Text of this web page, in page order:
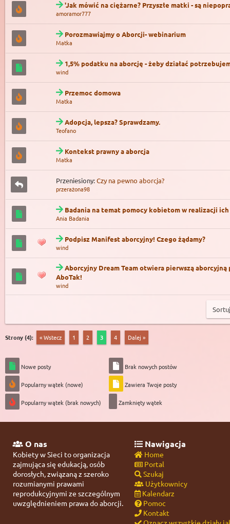
'Jak mówić na ciężarne? Przyszłe matki - są
amoramor777
Porozmawiajmy o Aborcji- webinarium
Matka
1,5% podatku na aborcję - żeby działać
wind
Przemoc domowa
Matka
Adopcja, lepsza? Sprawdzamy.
Teofano
Kontekst prawny a aborcja
Matka
Przeniesiony:Czy na pewno aborcja?
przerażona98
Badania na temat pomocy kobietom w realizacji
Ania Badania
Podpisz Manifest aborcyjny! Czego żądamy?
wind
Aborcyjny Dream Team otwiera pierwszą aborcyjną
AboTak!
wind
Strony (4): « Wstecz 1 2 3 4 Dalej »
Nowe posty
Popularny wątek (nowe)
Popularny wątek (brak nowych)
Brak nowych postów
Zawiera Twoje posty
Zamknięty wątek
O nas
Kobiety w Sieci to organizacja
zajmująca się edukacją, osób
dorosłych, związaną z szeroko
rozumianymi prawami
reprodukcyjnymi ze szczególnym
uwzględnieniem prawa do aborcji.
Nawigacja
Home
Portal
Szukaj
Użytkownicy
Kalendarz
Pomoc
Kontakt